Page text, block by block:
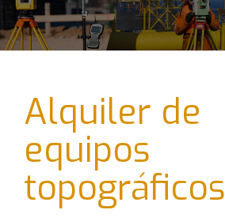
Alquiler de
equipos
topográficos